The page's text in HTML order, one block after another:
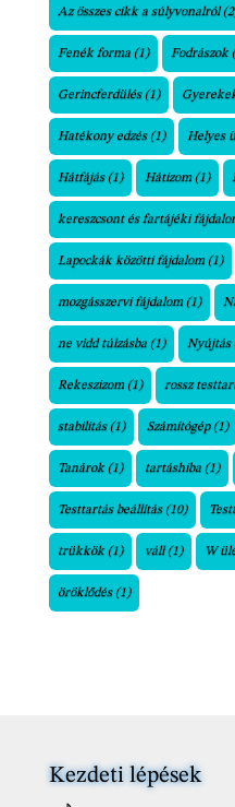
Az összes cikk a súlyvonalról
Fenék forma(1) Fodrászok
Gerincferdülés(1)
Hatékony edzés(1) Helyes
Hátfájás(1) Hátizom(1)
kereszcsont és fartájéki
Lapockák közötti fájdalom(1)
mozgásszervi fájdalom(1)
ne vidd túlzásba(1) Nyújtás
Rekeszizom(1) rossz
stabilitás(1) Számítógép(1)
Tanárok(1) tartáshiba(1)
Testtartás beállítás(10)
trükkök(1) váll(1) W
öröklődés(1)
Kezdeti lépések